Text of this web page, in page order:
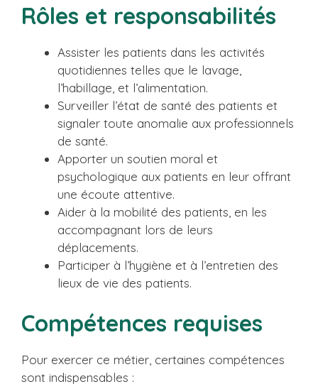
Rôles et responsabilités
Assister les patients dans les activités
quotidiennes telles que le lavage,
l’habillage, et l’alimentation.
Surveiller l’état de santé des patients et
signaler toute anomalie aux professionnels
de santé.
Apporter un soutien moral et
psychologique aux patients en leur offrant
une écoute attentive.
Aider à la mobilité des patients, en les
accompagnant lors de leurs
déplacements.
Participer à l’hygiène et à l’entretien des
lieux de vie des patients.
Compétences requises
Pour exercer ce métier, certaines compétences
sont indispensables :